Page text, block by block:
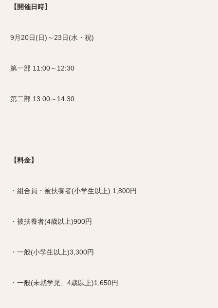
【開催日時】
9月20日(日)～23日(水・祝)
第一部 11:00～12:30
第二部 13:00～14:30
【料金】
・組合員・被扶養者(小学生以上) 1,800円
・被扶養者(4歳以上)900円
・一般(小学生以上)3,300円
・一般(未就学児、4歳以上)1,650円